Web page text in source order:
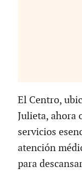
El Centro,
Julieta, ahora
servicios
atención
para